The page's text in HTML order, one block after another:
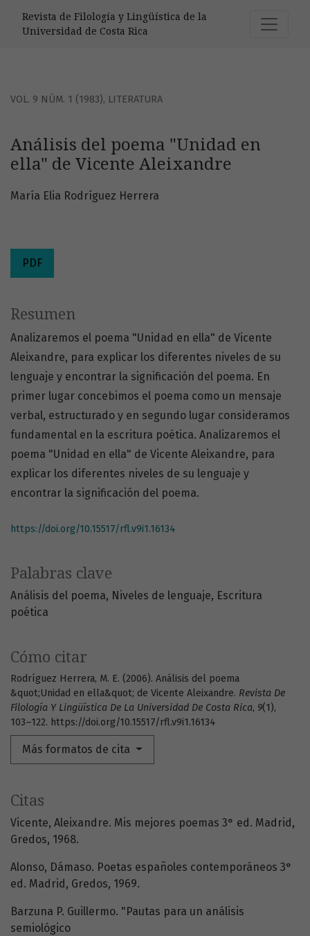
Revista de Filología y Lingüística de la
Universidad de Costa Rica
VOL. 9 NÚM. 1 (1983), LITERATURA
Análisis del poema "Unidad en
ella" de Vicente Aleixandre
María Elia Rodríguez Herrera
PDF
Palabras clave
Análisis del poema Niveles de lenguaje
Escritura
poética
Cómo citar
Rodríguez Herrera, M. E. (2006). Análisis del poema
&quot;Unidad en ella&quot; de Vicente Aleixandre. Revista De
Filología Y Lingüística De La Universidad De Costa Rica, 9(1),
103–122. https://doi.org/10.15517/rfl.v9i1.16134
Más formatos de cita
Resumen
Analizaremos el poema "Unidad en ella" de Vicente
Aleixandre, para explicar los diferentes niveles de su
lenguaje y encontrar la significación del poema. En
primer lugar concebimos el poema como un mensaje
verbal, estructurado y en segundo lugar consideramos
fundamental en la escritura poética. Analizaremos el
poema "Unidad en ella" de Vicente Aleixandre, para
explicar los diferentes niveles de su lenguaje y
encontrar la significación del poema.
https://doi.org/10.15517/rfl.v9i1.16134
Citas
Vicente, Aleixandre. Mis mejores poemas 3° ed. Madrid,
Gredos, 1968.
Alonso, Dámaso. Poetas españoles contemporáneos 3°
ed. Madrid, Gredos, 1969.
Barzuna P. Guillermo. "Pautas para un análisis
semiológico